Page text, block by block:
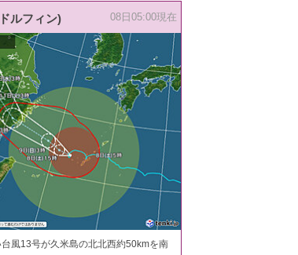
ルフィン) 08日05:00現在
風13号が久米島の北北西約50kmを南